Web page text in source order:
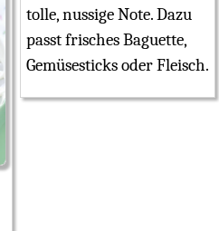
tolle, nussige Note. Dazu
passt frisches Baguette,
Gemüsesticks oder Fleisch.